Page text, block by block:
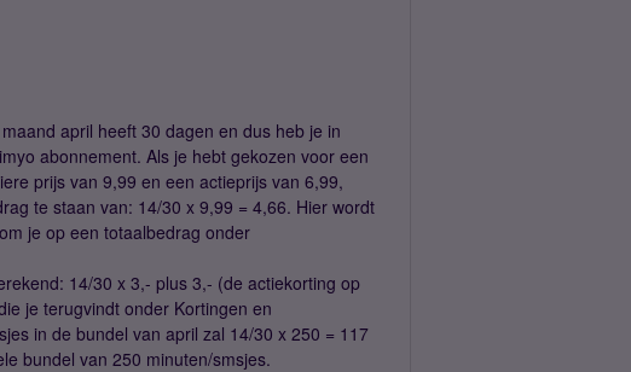
april heeft 30 dagen en dus heb je in
abonnement. Als je hebt gekozen voor een
prijs van 9,99 en een actieprijs van 6,99,
te staan van: 14/30 x 9,99 = 4,66. Hier wordt
je op een totaalbedrag onder
14/30 x 3,- plus 3,- (de actiekorting op
je terugvindt onder Kortingen en
in de bundel van april zal 14/30 x 250 = 117
bundel van 250 minuten/smsjes.